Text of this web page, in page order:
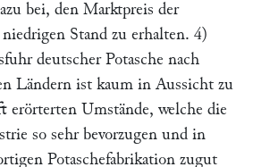
bei, den Marktpreis der
Stand zu erhalten. 4)
deutscher Potasche nach
Ländern ist kaum in Aussicht zu
erörterten Umstände, welche die
so sehr bevorzugen und in
Potaschefabrikation zugut